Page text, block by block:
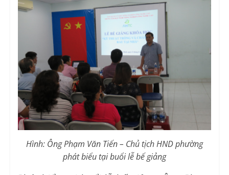
Hình: Ông Phạm Văn Tiến – Chủ tịch HND phường
phát biểu tại buổi lễ bế giảng